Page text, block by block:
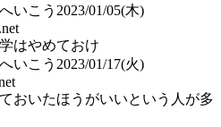
いこう 2023/01/05(木)
はやめておけ
いこう 2023/01/17(火)
おいたほうがいいという人が多